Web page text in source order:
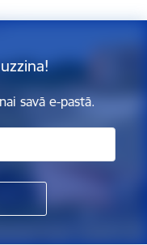
savā e-pastā.